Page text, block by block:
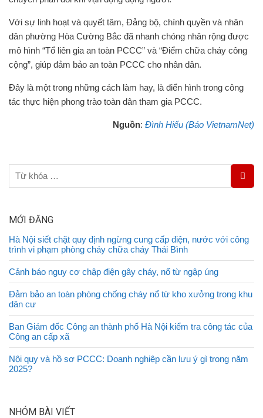
Với sự linh hoạt và quyết tâm, Đảng bộ, chính quyền và nhân
dân phường Hòa Cường Bắc đã nhanh chóng nhân rộng được
mô hình “Tổ liên gia an toàn PCCC” và “Điểm chữa cháy công
cộng”, giúp đảm bảo an toàn PCCC cho nhân dân.
Đây là một trong những cách làm hay, là điển hình trong công
tác thực hiện phong trào toàn dân tham gia PCCC.
Nguồn: Đình Hiếu (Báo VietnamNet)
MỚI ĐĂNG
Hà Nội siết chặt quy định ngừng cung cấp điện, nước với công
trình vi phạm phòng cháy chữa cháy Thái Bình
Cảnh báo nguy cơ chập điện gây cháy, nổ từ ngập úng
Đảm bảo an toàn phòng chống cháy nổ từ kho xưởng trong khu
dân cư
Ban Giám đốc Công an thành phố Hà Nội kiểm tra công tác của
Công an cấp xã
Nội quy và hồ sơ PCCC: Doanh nghiệp cần lưu ý gì trong năm
2025?
NHÓM BÀI VIẾT